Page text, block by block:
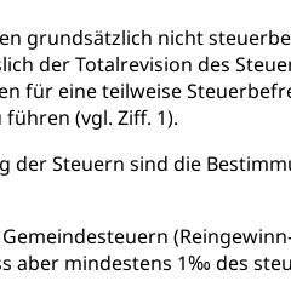
grundsätzlich nicht
der Totalrevision des
eine teilweise
(vgl. Ziff. 1).
der Steuern sind die
aber mindestens 1‰ des